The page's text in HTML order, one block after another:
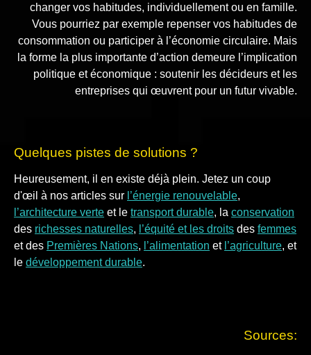
changer vos habitudes, individuellement ou en famille.
Vous pourriez par exemple repenser vos habitudes de
consommation ou participer à l’économie circulaire. Mais
la forme la plus importante d’action demeure l’implication
politique et économique : soutenir les décideurs et les
entreprises qui œuvrent pour un futur vivable.
Quelques pistes de solutions ?
Heureusement, il en existe déjà plein. Jetez un coup
d'œil à nos articles sur l’énergie renouvelable,
l’architecture verte et le transport durable, la conservation
des richesses naturelles, l’équité et les droits des femmes
et des Premières Nations, l’alimentation et l’agriculture, et
le développement durable.
Sources: